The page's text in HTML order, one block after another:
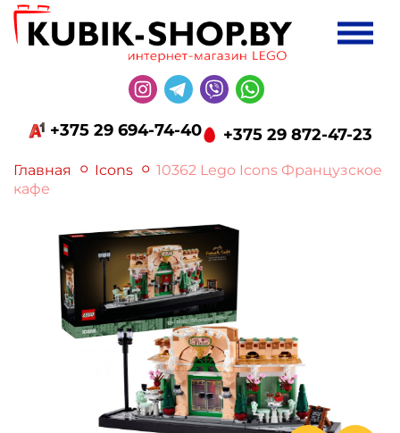
+375 29 694-74-40 +375 29 872-47-23
Главная Icons
10362 Lego Icons Французское
кафе